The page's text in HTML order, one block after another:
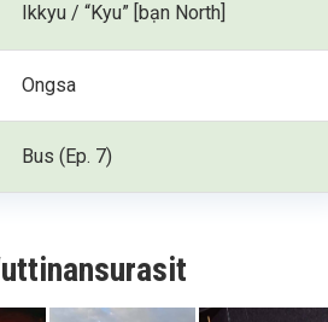
Ikkyu / “Kyu” [bạn North]
Ongsa
Bus (Ep. 7)